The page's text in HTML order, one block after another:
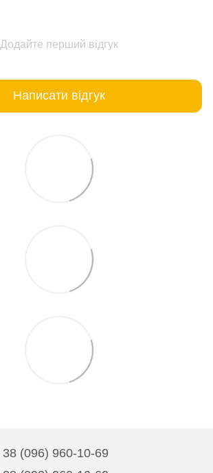
Додайте перший відгук
Написати відгук
38 (096) 960-10-69